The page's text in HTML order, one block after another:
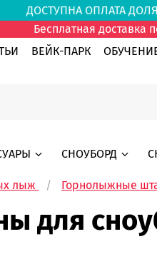
ДОСТУПНА ОПЛАТА
Бесплатная доставка
ВЕЙК-ПАРК
СНОУБОРД
лыж Горнолыжные
для